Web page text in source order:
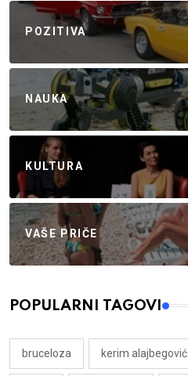
POZITIVA
NAUKA
KULTURA
VAŠE PRIČE
POPULARNI TAGOVI
bruceloza kerim alajbegović